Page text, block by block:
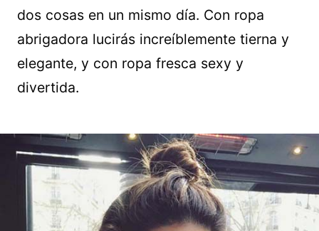
dos cosas en un mismo día. Con ropa
abrigadora lucirás increíblemente tierna y
elegante, y con ropa fresca sexy y
divertida.